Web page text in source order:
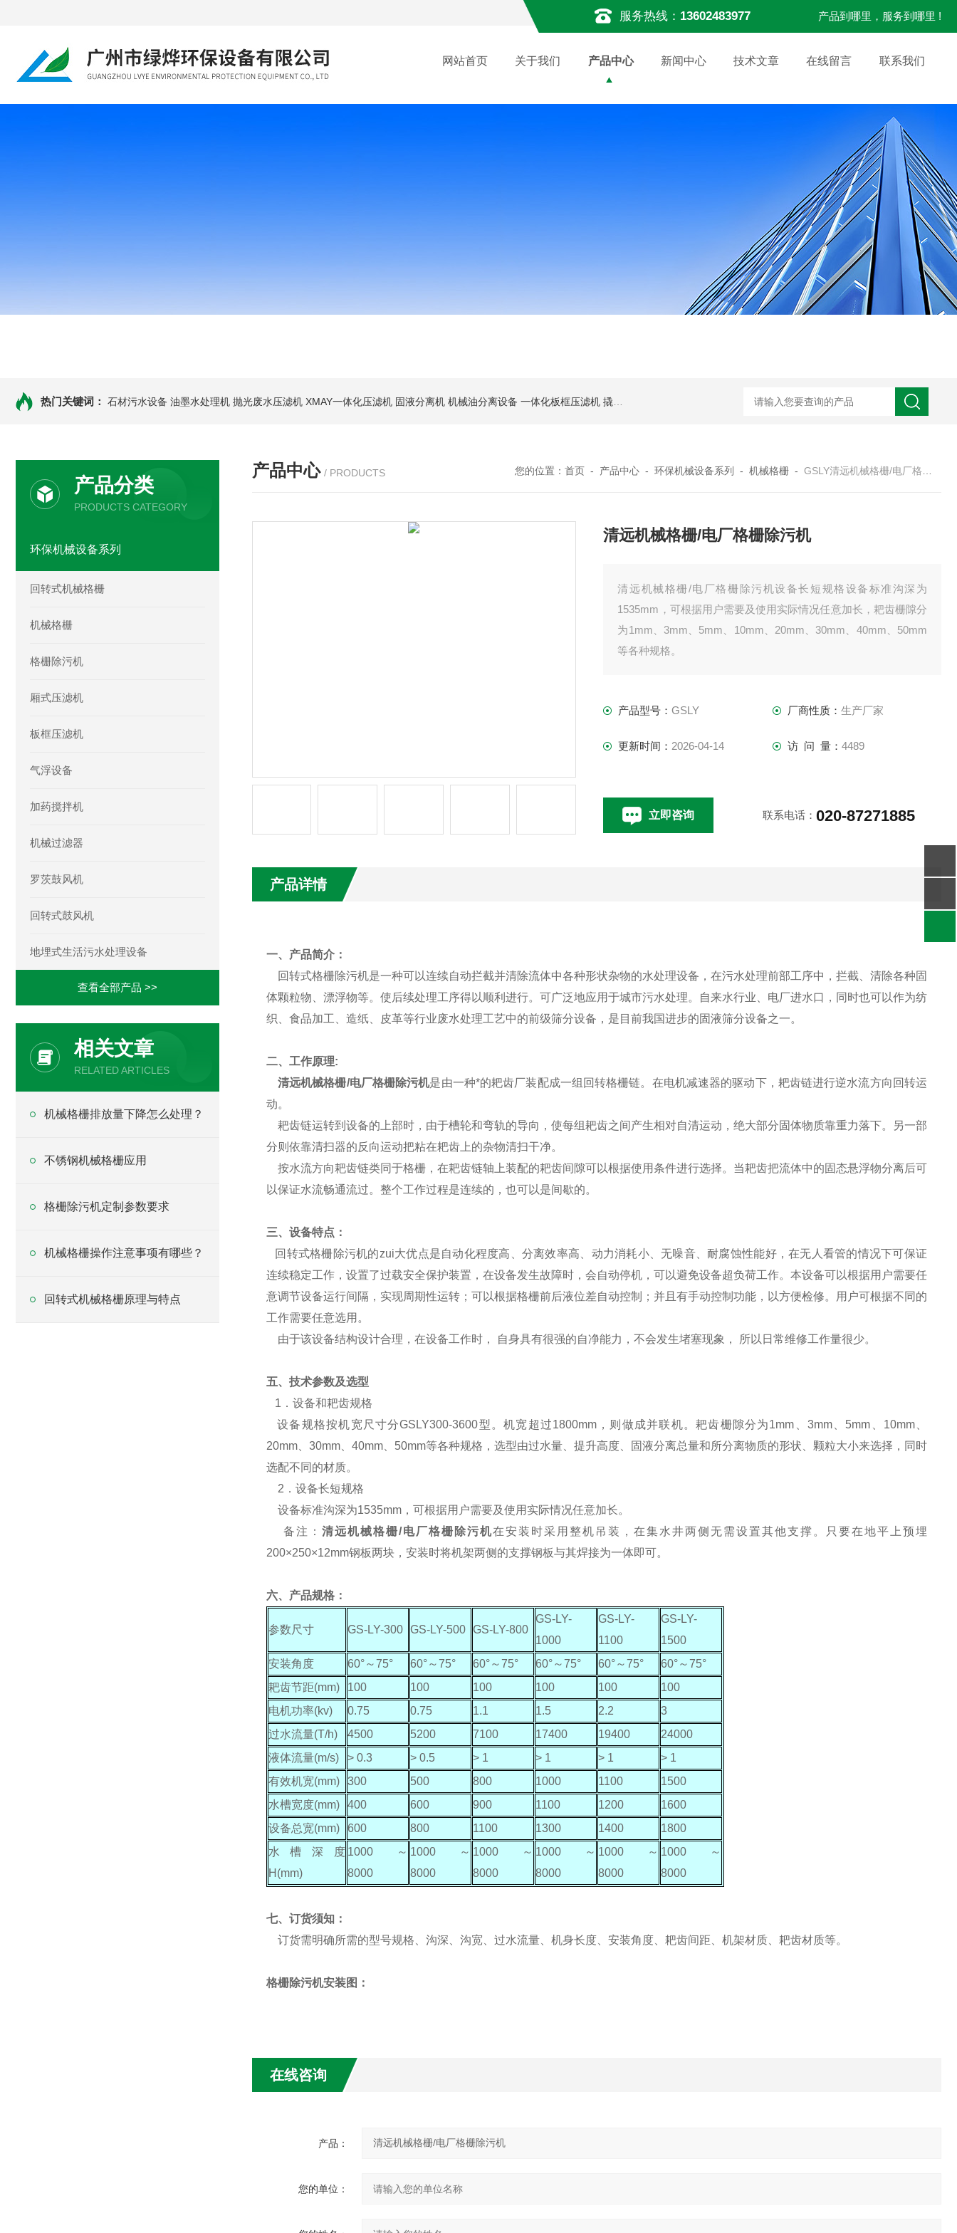
服务热线： 13602483977 产品到哪里，服务到哪里 !
网站首页 关于我们 产品中心 新闻中心 技术文章 在线留言 联系我们
热门关键词： 石材污水设备 油墨水处理机 抛光废水压滤机 XMAY一体化压滤机 固液分离机 机械油分离设备 一体化板框压滤机 撬装脱水机 厢式压泥机 XMAY油墨过滤 玻璃污泥 电镀废水压滤一体机 GSLY-
产品分类
PRODUCTS CATEGORY
环保机械设备系列
回转式机械格栅
机械格栅
格栅除污机
厢式压滤机
板框压滤机
气浮设备
加药搅拌机
机械过滤器
罗茨鼓风机
回转式鼓风机
地埋式生活污水处理设备
查看全部产品 >>
相关文章
RELATED ARTICLES
机械格栅排放量下降怎么处理？
不锈钢机械格栅应用
格栅除污机定制参数要求
机械格栅操作注意事项有哪些？
回转式机械格栅原理与特点
产品中心 / PRODUCTS 您的位置：首页 - 产品中心 -环保机械设备系列 -机械格栅 -GSLY清远机械格栅/电厂格栅除污机
清远机械格栅/电厂格栅除污机
清远机械格栅/电厂格栅除污机设备长短规格设备标准沟深为
1535mm，可根据用户需要及使用实际情况任意加长，耙齿栅隙分
为1mm、3mm、5mm、10mm、20mm、30mm、40mm、50mm
等各种规格。
产品型号：GSLY 厂商性质： 生产厂家
更新时间： 2026-04-14 访 问 量： 4489
立即咨询 联系电话：020-87271885
产品详情
一、产品简介：
回转式格栅除污机是一种可以连续自动拦截并清除流体中各种形状杂物的水处理设备，在污水处理前部工序中，拦截、清除各种固
体颗粒物、漂浮物等。使后续处理工序得以顺利进行。可广泛地应用于城市污水处理。自来水行业、电厂进水口，同时也可以作为纺
织、食品加工、造纸、皮革等行业废水处理工艺中的前级筛分设备，是目前我国进步的固液筛分设备之一。
二、工作原理:
清远机械格栅/电厂格栅除污机是由一种*的耙齿厂装配成一组回转格栅链。在电机减速器的驱动下，耙齿链进行逆水流方向回转运
动。
耙齿链运转到设备的上部时，由于槽轮和弯轨的导向，使每组耙齿之间产生相对自清运动，绝大部分固体物质靠重力落下。另一部
分则依靠清扫器的反向运动把粘在耙齿上的杂物清扫干净。
按水流方向耙齿链类同于格栅，在耙齿链轴上装配的耙齿间隙可以根据使用条件进行选择。当耙齿把流体中的固态悬浮物分离后可
以保证水流畅通流过。整个工作过程是连续的，也可以是间歇的。
三、设备特点：
回转式格栅除污机的zui大优点是自动化程度高、分离效率高、动力消耗小、无噪音、耐腐蚀性能好，在无人看管的情况下可保证
连续稳定工作，设置了过载安全保护装置，在设备发生故障时，会自动停机，可以避免设备超负荷工作。本设备可以根据用户需要任
意调节设备运行间隔，实现周期性运转；可以根据格栅前后液位差自动控制；并且有手动控制功能，以方便检修。用户可根据不同的
工作需要任意选用。
由于该设备结构设计合理，在设备工作时， 自身具有很强的自净能力，不会发生堵塞现象， 所以日常维修工作量很少。
五、技术参数及选型
1．设备和耙齿规格
设备规格按机宽尺寸分GSLY300-3600型。机宽超过1800mm，则做成并联机。耙齿栅隙分为1mm、3mm、5mm、10mm、
20mm、30mm、40mm、50mm等各种规格，选型由过水量、提升高度、固液分离总量和所分离物质的形状、颗粒大小来选择，同时
选配不同的材质。
2．设备长短规格
设备标准沟深为1535mm，可根据用户需要及使用实际情况任意加长。
备注： 清远机械格栅/电厂格栅除污机在安装时采用整机吊装，在集水井两侧无需设置其他支撑。只要在地平上预埋
200×250×12mm钢板两块，安装时将机架两侧的支撑钢板与其焊接为一体即可。
六、产品规格：
参数尺寸 GS-LY-300 GS-LY-500 GS-LY-800
GS-LY-
1000
GS-LY-
1100
GS-LY-
1500
安装角度
60°～75° 60°～75° 60°～75° 60°～75° 60°～75° 60°～75°
耙齿节距(mm) 100 100 100 100 100
100
电机功率(kv) 0.75 0.75 1.1 1.5 2.2
3
过水流量(T/h) 4500 5200 7100 17400 19400
24000
液体流量(m/s) > 0.3 > 0.5 > 1 > 1 > 1
> 1
有效机宽(mm) 300 500 800 1000 1100
1500
水槽宽度(mm) 400 600 900 1100 1200
1600
设备总宽(mm) 600 800 1100 1300 1400
1800
水槽深度
H(mm)
1000～
8000
1000～
8000
1000～
8000
1000～
8000
1000～
8000
1000～
8000
七、订货须知：
订货需明确所需的型号规格、沟深、沟宽、过水流量、机身长度、安装角度、耙齿间距、机架材质、耙齿材质等。
格栅除污机安装图：
在线咨询
产品：
您的单位：